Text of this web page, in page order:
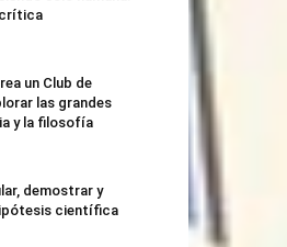
crítica
un Club de
las grandes
y la filosofía
demostrar y
científica